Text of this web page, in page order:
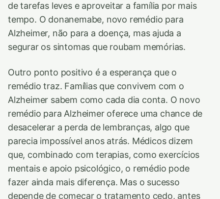
de tarefas leves e aproveitar a família por mais
tempo. O donanemabe, novo remédio para
Alzheimer, não para a doença, mas ajuda a
segurar os sintomas que roubam memórias.
Outro ponto positivo é a esperança que o
remédio traz. Famílias que convivem com o
Alzheimer sabem como cada dia conta. O novo
remédio para Alzheimer oferece uma chance de
desacelerar a perda de lembranças, algo que
parecia impossível anos atrás. Médicos dizem
que, combinado com terapias, como exercícios
mentais e apoio psicológico, o remédio pode
fazer ainda mais diferença. Mas o sucesso
depende de começar o tratamento cedo, antes